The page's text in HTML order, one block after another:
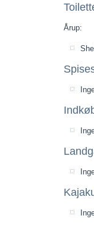
Årup: